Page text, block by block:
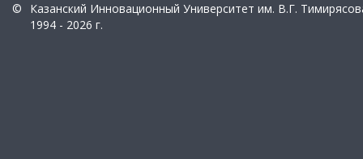
©
Казанский Инновационный Университет им. В.Г.
1994 - 2026 г.